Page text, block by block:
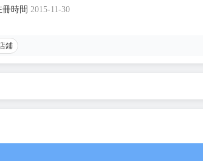
時間 2015-11-30
鋪